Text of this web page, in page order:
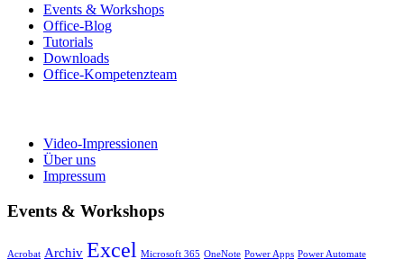
Events & Workshops
Office-Blog
Tutorials
Downloads
Office-Kompetenzteam
Video-Impressionen
Über uns
Impressum
Events & Workshops
Acrobat Archiv Excel Microsoft 365 OneNote Power Apps Power Automate